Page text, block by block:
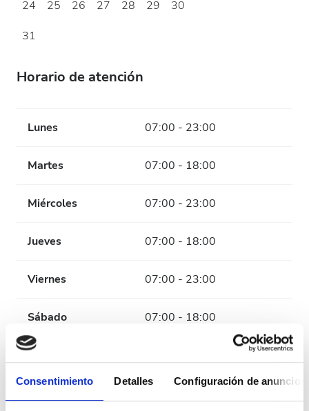
Consentimiento Detalles Configuración de anuncios
24
25 26 27 28 29
30
31
Horario de atención
Lunes 07:00 - 23:00
Martes 07:00 - 18:00
Miércoles 07:00 - 23:00
Jueves 07:00 - 18:00
Viernes 07:00 - 23:00
Sábado 07:00 - 18:00
Domingo
Personal